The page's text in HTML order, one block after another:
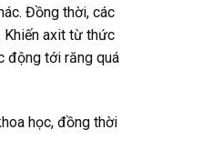
Đồng thời, các
Khiến axit từ thức
động tới răng quá
học, đồng thời